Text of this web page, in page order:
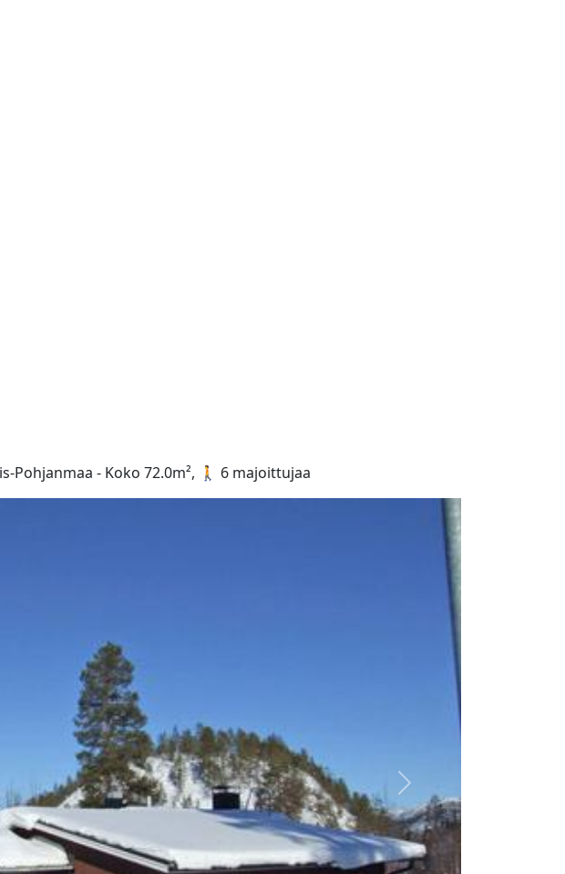
Pohjanmaa - Koko 72.0m², 🚶 6 majoittujaa
Seuraava